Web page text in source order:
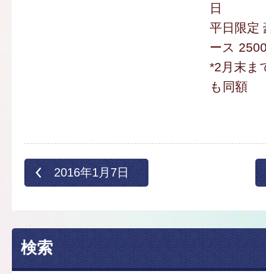
日
平日限定
ース
*2月末ま
も同額
2016年1月7日
検索